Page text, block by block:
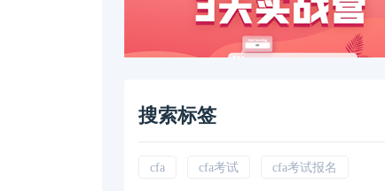
搜索标签
cfa cfa考试 cfa考试报名